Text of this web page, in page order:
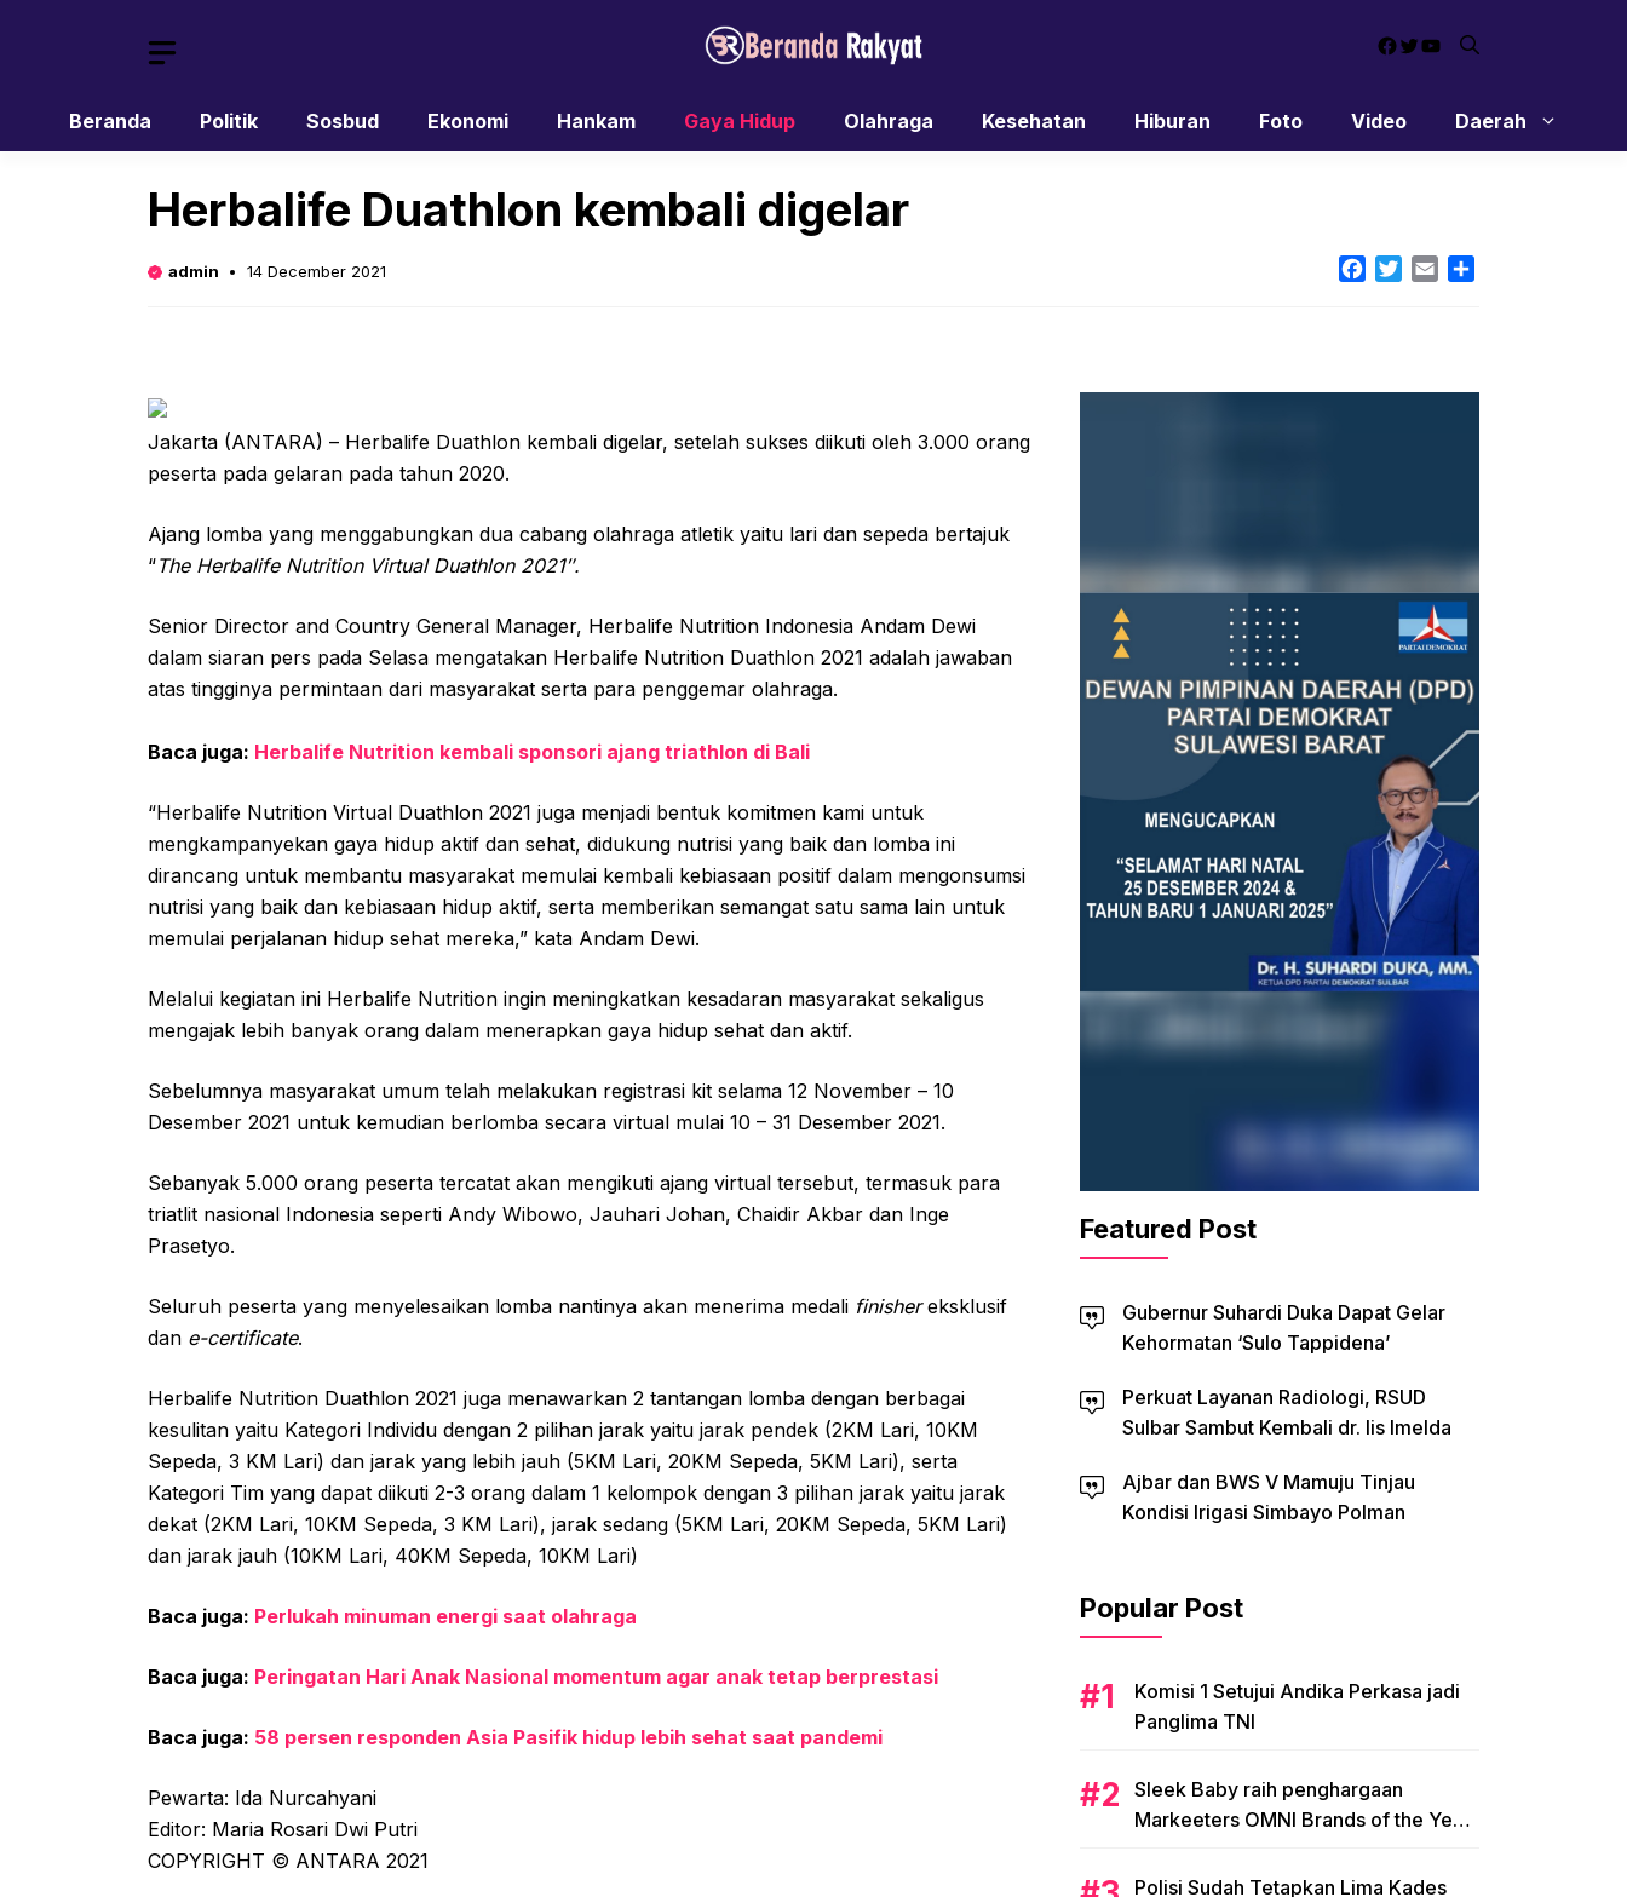
Facebook
Twitter
YouTube
Beranda Politik Sosbud Ekonomi Hankam Gaya Hidup Olahraga Kesehatan Hiburan Foto Video Daerah
Herbalife Duathlon kembali digelar
admin 14 December 2021 Facebook
TwitterEmail
Jakarta (ANTARA) – Herbalife Duathlon kembali digelar, setelah sukses diikuti oleh 3.000 orang
peserta pada gelaran pada tahun 2020.
Ajang lomba yang menggabungkan dua cabang olahraga atletik yaitu lari dan sepeda bertajuk
“The Herbalife Nutrition Virtual Duathlon 2021″.
Senior Director and Country General Manager, Herbalife Nutrition Indonesia Andam Dewi
dalam siaran pers pada Selasa mengatakan Herbalife Nutrition Duathlon 2021 adalah jawaban
atas tingginya permintaan dari masyarakat serta para penggemar olahraga.
Baca juga: Herbalife Nutrition kembali sponsori ajang triathlon di Bali
“Herbalife Nutrition Virtual Duathlon 2021 juga menjadi bentuk komitmen kami untuk
mengkampanyekan gaya hidup aktif dan sehat, didukung nutrisi yang baik dan lomba ini
dirancang untuk membantu masyarakat memulai kembali kebiasaan positif dalam mengonsumsi
nutrisi yang baik dan kebiasaan hidup aktif, serta memberikan semangat satu sama lain untuk
memulai perjalanan hidup sehat mereka,” kata Andam Dewi.
Melalui kegiatan ini Herbalife Nutrition ingin meningkatkan kesadaran masyarakat sekaligus
mengajak lebih banyak orang dalam menerapkan gaya hidup sehat dan aktif.
Sebelumnya masyarakat umum telah melakukan registrasi kit selama 12 November – 10
Desember 2021 untuk kemudian berlomba secara virtual mulai 10 – 31 Desember 2021.
Sebanyak 5.000 orang peserta tercatat akan mengikuti ajang virtual tersebut, termasuk para
triatlit nasional Indonesia seperti Andy Wibowo, Jauhari Johan, Chaidir Akbar dan Inge
Prasetyo.
Seluruh peserta yang menyelesaikan lomba nantinya akan menerima medali finishereksklusif
dan e-certificate.
Herbalife Nutrition Duathlon 2021 juga menawarkan 2 tantangan lomba dengan berbagai
kesulitan yaitu Kategori Individu dengan 2 pilihan jarak yaitu jarak pendek (2KM Lari, 10KM
Sepeda, 3 KM Lari) dan jarak yang lebih jauh (5KM Lari, 20KM Sepeda, 5KM Lari), serta
Kategori Tim yang dapat diikuti 2-3 orang dalam 1 kelompok dengan 3 pilihan jarak yaitu jarak
dekat (2KM Lari, 10KM Sepeda, 3 KM Lari), jarak sedang (5KM Lari, 20KM Sepeda, 5KM Lari)
dan jarak jauh (10KM Lari, 40KM Sepeda, 10KM Lari)
Baca juga: Perlukah minuman energi saat olahraga
Baca juga: Peringatan Hari Anak Nasional momentum agar anak tetap berprestasi
Baca juga: 58 persen responden Asia Pasifik hidup lebih sehat saat pandemi
Pewarta: Ida Nurcahyani
Editor: Maria Rosari Dwi Putri
COPYRIGHT © ANTARA 2021
Featured Post
Gubernur Suhardi Duka Dapat Gelar
Kehormatan ‘Sulo Tappidena’
Perkuat Layanan Radiologi, RSUD
Sulbar Sambut Kembali dr. Iis Imelda
Ajbar dan BWS V Mamuju Tinjau
Kondisi Irigasi Simbayo Polman
Popular Post
Komisi 1 Setujui Andika Perkasa jadi
Panglima TNI
Sleek Baby raih penghargaan
Markeeters OMNI Brands of the Year
Polisi Sudah Tetapkan Lima Kades